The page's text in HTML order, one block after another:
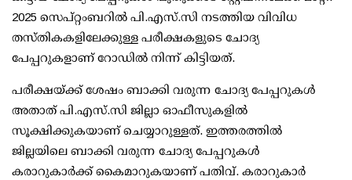
2025 സെപ്റ്റംബറില്‍ പി.എസ്.സി നടത്തിയ വിവിധ
തസ്തികകളിലേക്കുള്ള പരീക്ഷകളുടെ ചോദ്യ
പേപ്പറുകളാണ് റോഡില്‍ നിന്ന് കിട്ടിയത്.
പരീക്ഷയ്ക്ക് ശേഷം ബാക്കി വരുന്ന ചോദ്യ പേപ്പറുകള്‍
അതാത് പി.എസ്.സി ജില്ലാ ഓഫീസുകളില്‍
സൂക്ഷിക്കുകയാണ് ചെയ്യാറുള്ളത്. ഇത്തരത്തില്‍
ജില്ലയിലെ ബാക്കി വരുന്ന ചോദ്യ പേപ്പറുകള്‍
കരാറുകാര്‍ക്ക് കൈമാറുകയാണ് പതിവ്. കരാറുകാര്‍